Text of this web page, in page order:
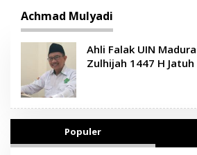
Achmad Mulyadi
Ahli Falak UIN
Zulhijah 1447 H
Populer